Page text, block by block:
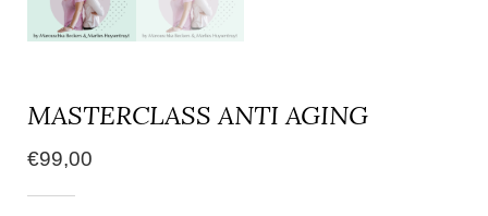
MASTERCLASS ANTI AGING
€99,00